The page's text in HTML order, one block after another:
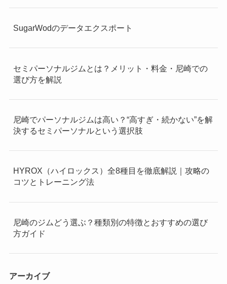
SugarWodのデータエクスポート
セミパーソナルジムとは？メリット・料金・尼崎での
選び方を解説
尼崎でパーソナルジムは高い？“高すぎ・続かない”を解
決するセミパーソナルという選択肢
HYROX（ハイロックス）全8種目を徹底解説｜攻略の
コツとトレーニング法
尼崎のジムどう選ぶ？種類別の特徴とおすすめの選び
方ガイド
アーカイブ